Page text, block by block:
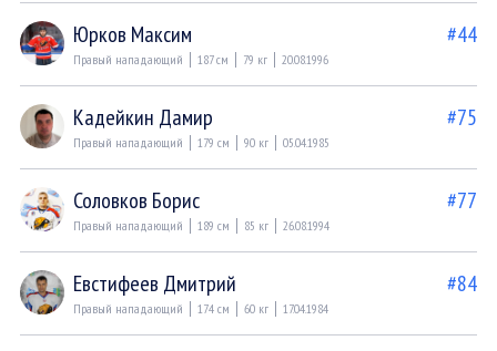
Юрков Максим #44
Правый нападающий 187 см 79 кг 20.08.1996
Кадейкин Дамир #75
Правый нападающий 179 см 90 кг 05.04.1985
Соловков Борис #77
Правый нападающий 189 см 85 кг 26.08.1994
Евстифеев Дмитрий #84
Правый нападающий 174 см 60 кг 17.04.1984